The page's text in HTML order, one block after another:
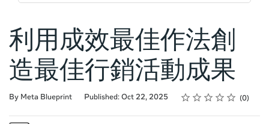
利用成效最佳作法創
造最佳行銷活動成果
By Meta Blueprint Published: Oct 22, 2025 Rating
1 star
2 stars
3 stars
4 stars
5 stars
Average rating: 0 0
No reviews